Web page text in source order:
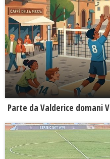
Parte da Valderice domani